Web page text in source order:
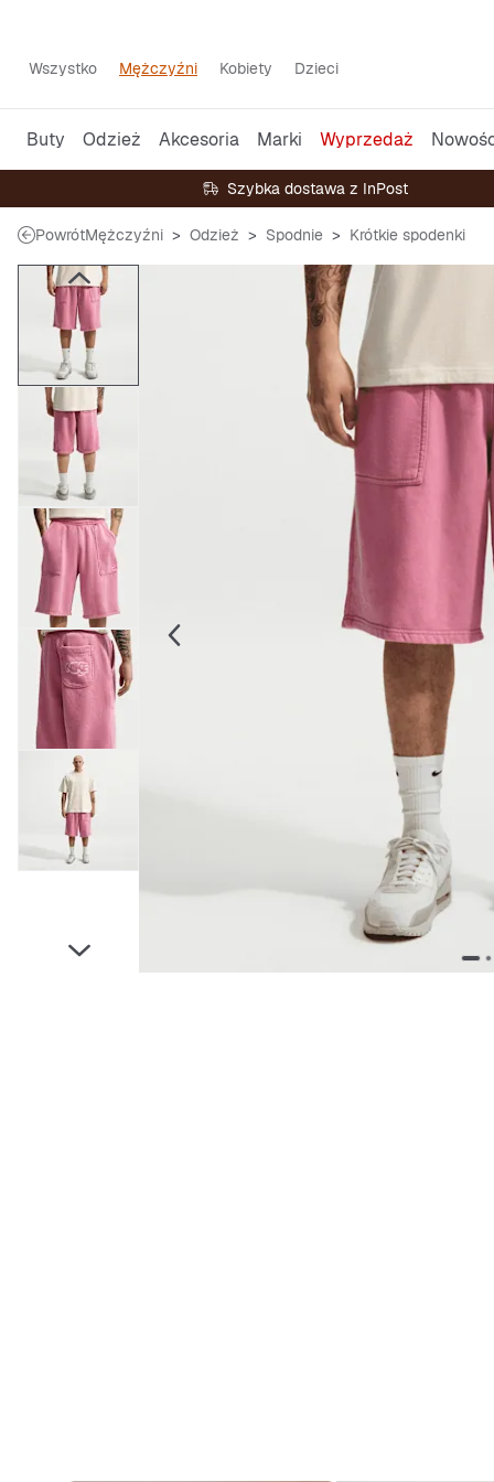
Wszystko Mężczyźni Kobiety Dzieci
Buty Odzież Akcesoria Marki Wyprzedaż
Szybka dostawa z InPost
PowrótMężczyźni Odzież Spodnie Krótkie spodenki